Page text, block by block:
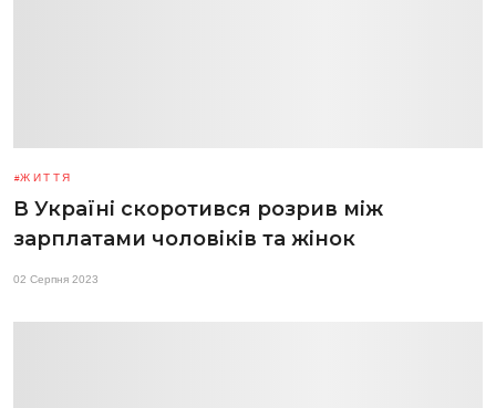
ЖИТТЯ
В Україні скоротився розрив між
зарплатами чоловіків та жінок
02 Серпня 2023